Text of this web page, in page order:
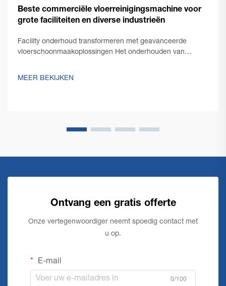
Beste commerciële vloerreinigingsmachine voor
grote faciliteiten en diverse industrieën
Facility onderhoud transformeren met geavanceerde
vloerschoonmaakoplossingen Het onderhouden van
unieke uitdagingen, die robuuste en efficiënte oplossingen
MEER BEKIJKEN
Ontvang een gratis offerte
Onze vertegenwoordiger neemt spoedig contact met
u op.
E-mail
0/100